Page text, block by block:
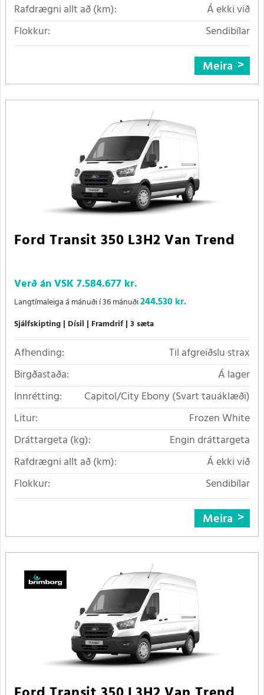
Rafdrægni allt að (km):
Á ekki við
Flokkur:
Sendibílar
Meira
Ford Transit 350 L3H2 Van Trend
Verð án VSK7.584.677 kr.
Langtímaleiga á mánuði í 36 mánuði244.530 kr.
Sjálfskipting Dísil Framdrif 3 sæta
Afhending:
Til afgreiðslu strax
Birgðastaða:
Á lager
Innrétting:
Capitol/City Ebony (Svart tauáklæði)
Litur:
Frozen White
Dráttargeta (kg):
Engin dráttargeta
Rafdrægni allt að (km):
Á ekki við
Flokkur:
Sendibílar
Meira